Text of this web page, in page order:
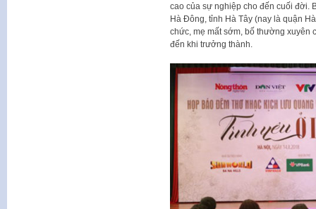
cao của sự nghiệp cho đến cuối đời.
Hà Đông, tỉnh Hà Tây (nay là quận
chức, mẹ mất sớm, bố thường xuyên
đến khi trưởng thành.